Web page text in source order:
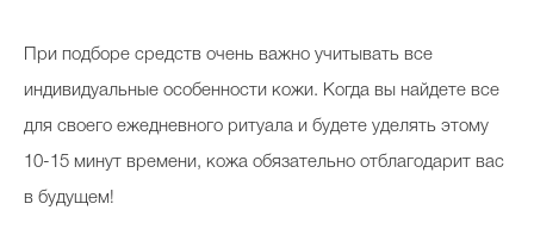
При подборе средств очень важно учитывать все
индивидуальные особенности кожи. Когда вы найдете все
для своего ежедневного ритуала и будете уделять этому
10-15 минут времени, кожа обязательно отблагодарит вас
в будущем!